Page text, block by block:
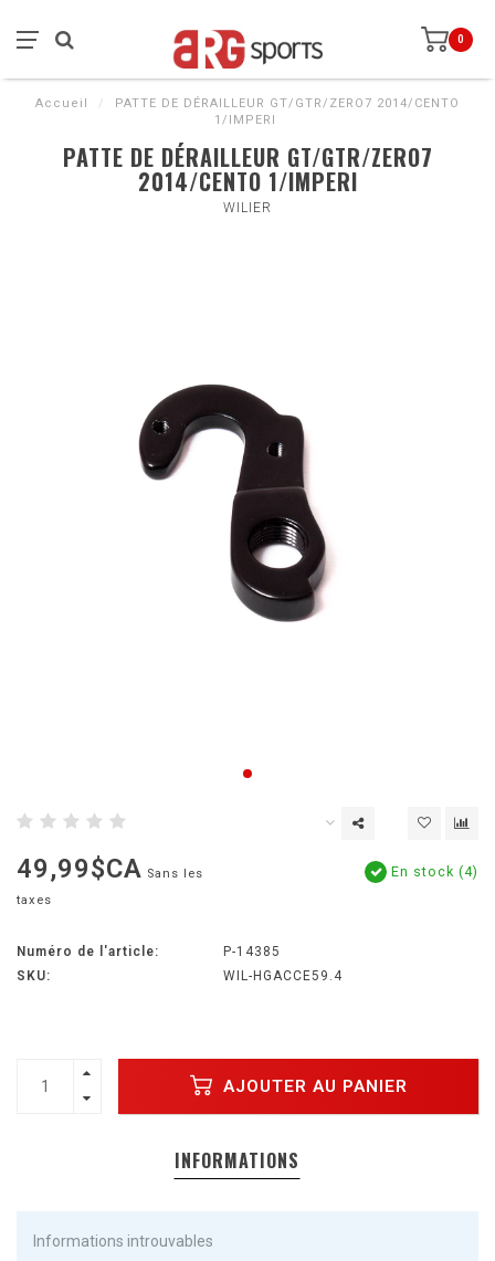
0
Accueil /
PATTE DE DÉRAILLEUR GT/GTR/ZERO7 2014/CENTO
1/IMPERI
PATTE DE DÉRAILLEUR GT/GTR/ZERO7
2014/CENTO 1/IMPERI
WILIER
49,99$CA Sans les
taxes
En stock (4)
Numéro de l'article:
P-14385
SKU:
WIL-HGACCE59.4
AJOUTER AU PANIER
INFORMATIONS
Informations introuvables